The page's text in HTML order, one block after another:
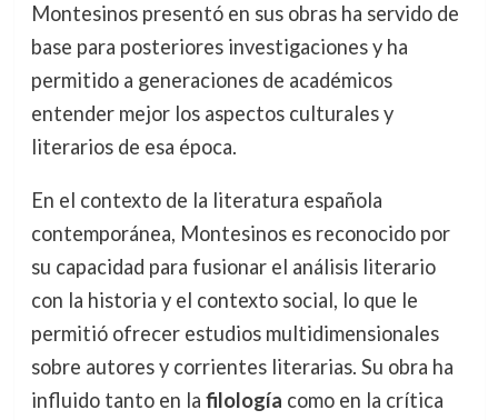
Montesinos presentó en sus obras ha servido de
base para posteriores investigaciones y ha
permitido a generaciones de académicos
entender mejor los aspectos culturales y
literarios de esa época.
En el contexto de la literatura española
contemporánea, Montesinos es reconocido por
su capacidad para fusionar el análisis literario
con la historia y el contexto social, lo que le
permitió ofrecer estudios multidimensionales
sobre autores y corrientes literarias. Su obra ha
influido tanto en la filología como en la crítica